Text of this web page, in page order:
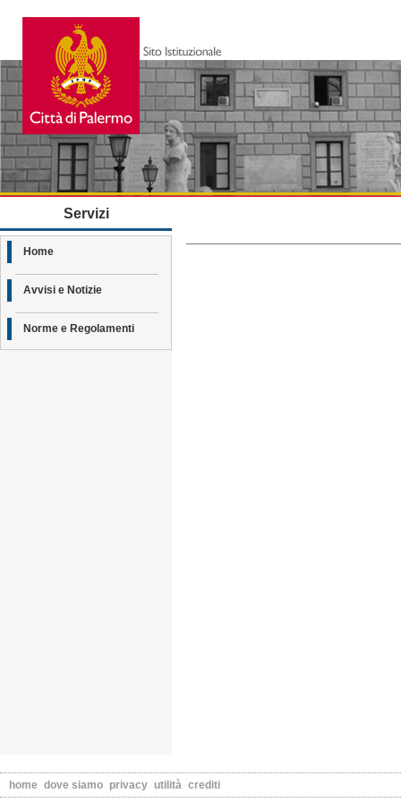
Servizi
Home
Avvisi e Notizie
Norme e Regolamenti
home dove siamo privacy utilità crediti